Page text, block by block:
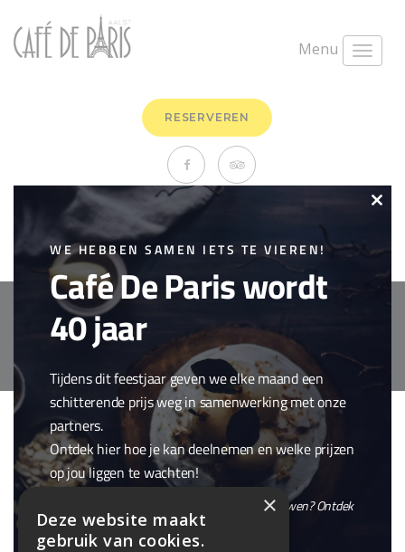
Menu
RESERVEREN
Filet pur
juni 9th, 2020
0 Comments
Vlees
Copyright © 2018 Cafe de Paris. All Rights Reserved.
webdesign byconversal
WE HEBBEN SAMEN IETS TE VIEREN!
Café De Paris wordt
40 jaar
Tijdens dit feestjaar geven we elke maand een
schitterende prijs weg in samenwerking met onze
partners.
Ontdek hier hoe je kan deelnemen en welke prijzen
op jou liggen te wachten!
En wil je niet alleen winnen, maar ook meebouwen? Ontdek
onze openstaandevacatures.
×
Deze website maakt
gebruik van cookies.